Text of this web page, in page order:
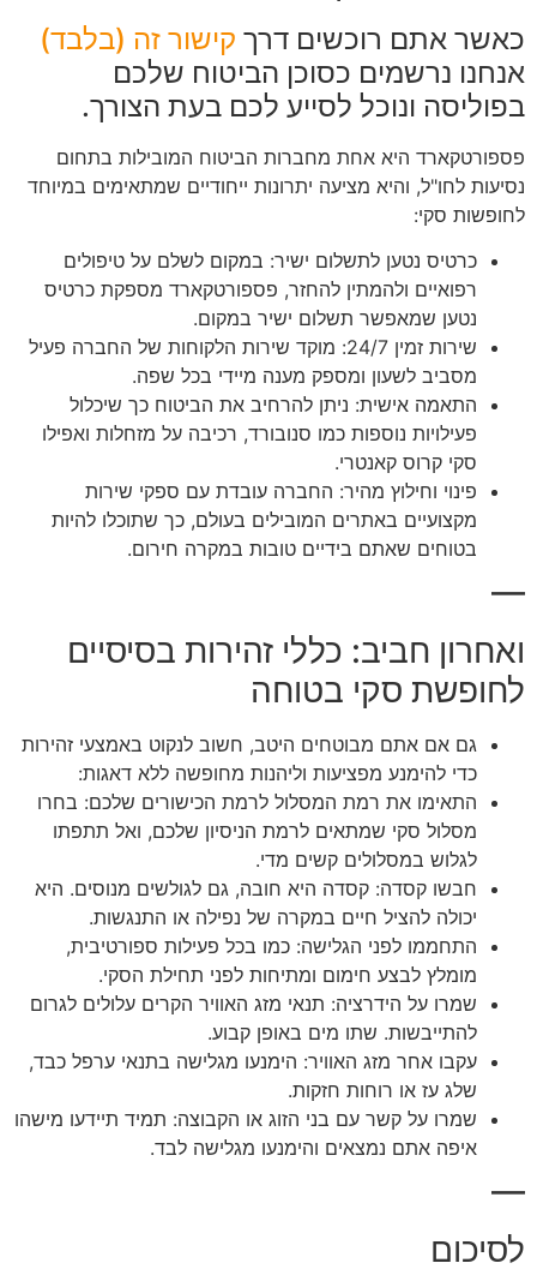
כאשר אתם רוכשים דרך קישור זה (בלבד)
אנחנו נרשמים כסוכן הביטוח שלכם
בפוליסה ונוכל לסייע לכם בעת הצורך.
פספורטקארד היא אחת מחברות הביטוח המובילות בתחום
נסיעות לחו"ל, והיא מציעה יתרונות ייחודיים שמתאימים במיוחד
לחופשות סקי:
כרטיס נטען לתשלום ישיר: במקום לשלם על טיפולים
רפואיים ולהמתין להחזר, פספורטקארד מספקת כרטיס
נטען שמאפשר תשלום ישיר במקום.
שירות זמין 24/7: מוקד שירות הלקוחות של החברה פעיל
מסביב לשעון ומספק מענה מיידי בכל שפה.
התאמה אישית: ניתן להרחיב את הביטוח כך שיכלול
פעילויות נוספות כמו סנובורד, רכיבה על מזחלות ואפילו
סקי קרוס קאנטרי.
פינוי וחילוץ מהיר: החברה עובדת עם ספקי שירות
מקצועיים באתרים המובילים בעולם, כך שתוכלו להיות
בטוחים שאתם בידיים טובות במקרה חירום.
—
ואחרון חביב: כללי זהירות בסיסיים
לחופשת סקי בטוחה
גם אם אתם מבוטחים היטב, חשוב לנקוט באמצעי זהירות
כדי להימנע מפציעות וליהנות מחופשה ללא דאגות:
התאימו את רמת המסלול לרמת הכישורים שלכם: בחרו
מסלול סקי שמתאים לרמת הניסיון שלכם, ואל תתפתו
לגלוש במסלולים קשים מדי.
חבשו קסדה: קסדה היא חובה, גם לגולשים מנוסים. היא
יכולה להציל חיים במקרה של נפילה או התנגשות.
התחממו לפני הגלישה: כמו בכל פעילות ספורטיבית,
מומלץ לבצע חימום ומתיחות לפני תחילת הסקי.
שמרו על הידרציה: תנאי מזג האוויר הקרים עלולים לגרום
להתייבשות. שתו מים באופן קבוע.
עקבו אחר מזג האוויר: הימנעו מגלישה בתנאי ערפל כבד,
שלג עז או רוחות חזקות.
שמרו על קשר עם בני הזוג או הקבוצה: תמיד תיידעו מישהו
איפה אתם נמצאים והימנעו מגלישה לבד.
—
לסיכום